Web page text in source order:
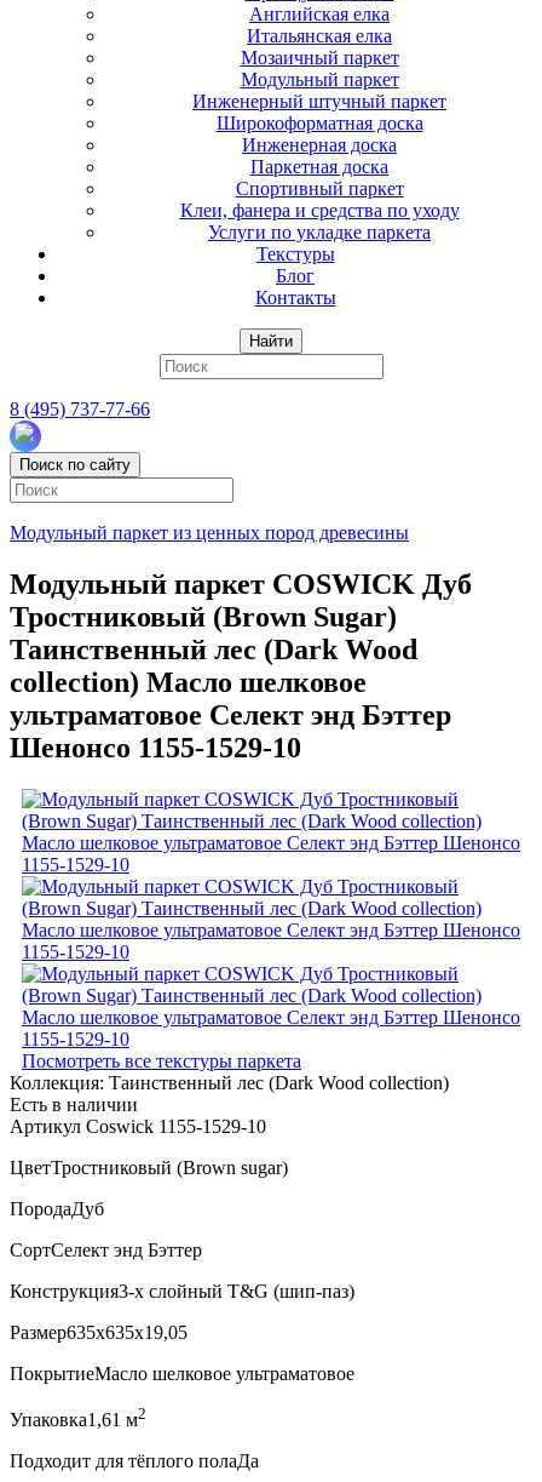
Английская елка
Итальянская елка
Мозаичный паркет
Модульный паркет
Инженерный штучный паркет
Широкоформатная доска
Инженерная доска
Паркетная доска
Спортивный паркет
Клеи, фанера и средства по уходу
Услуги по укладке паркета
Текстуры
Блог
Контакты
Найти
8 (495) 737-77-66
Поиск по сайту
Модульный паркет из ценных пород древесины
Модульный паркет COSWICK Дуб
Тростниковый (Brown Sugar)
Таинственный лес (Dark Wood
collection) Масло шелковое
ультраматовое Селект энд Бэттер
Шенонсо 1155-1529-10
Посмотреть все текстуры паркета
Коллекция: Таинственный лес (Dark Wood collection)
Есть в наличии
Артикул Coswick 1155-1529-10
ЦветТростниковый (Brown sugar)
ПородаДуб
СортСелект энд Бэттер
Конструкция3-х слойный T&G (шип-паз)
Размер635x635x19,05
ПокрытиеМасло шелковое ультраматовое
Упаковка1,61 м2
Подходит для тёплого полаДа